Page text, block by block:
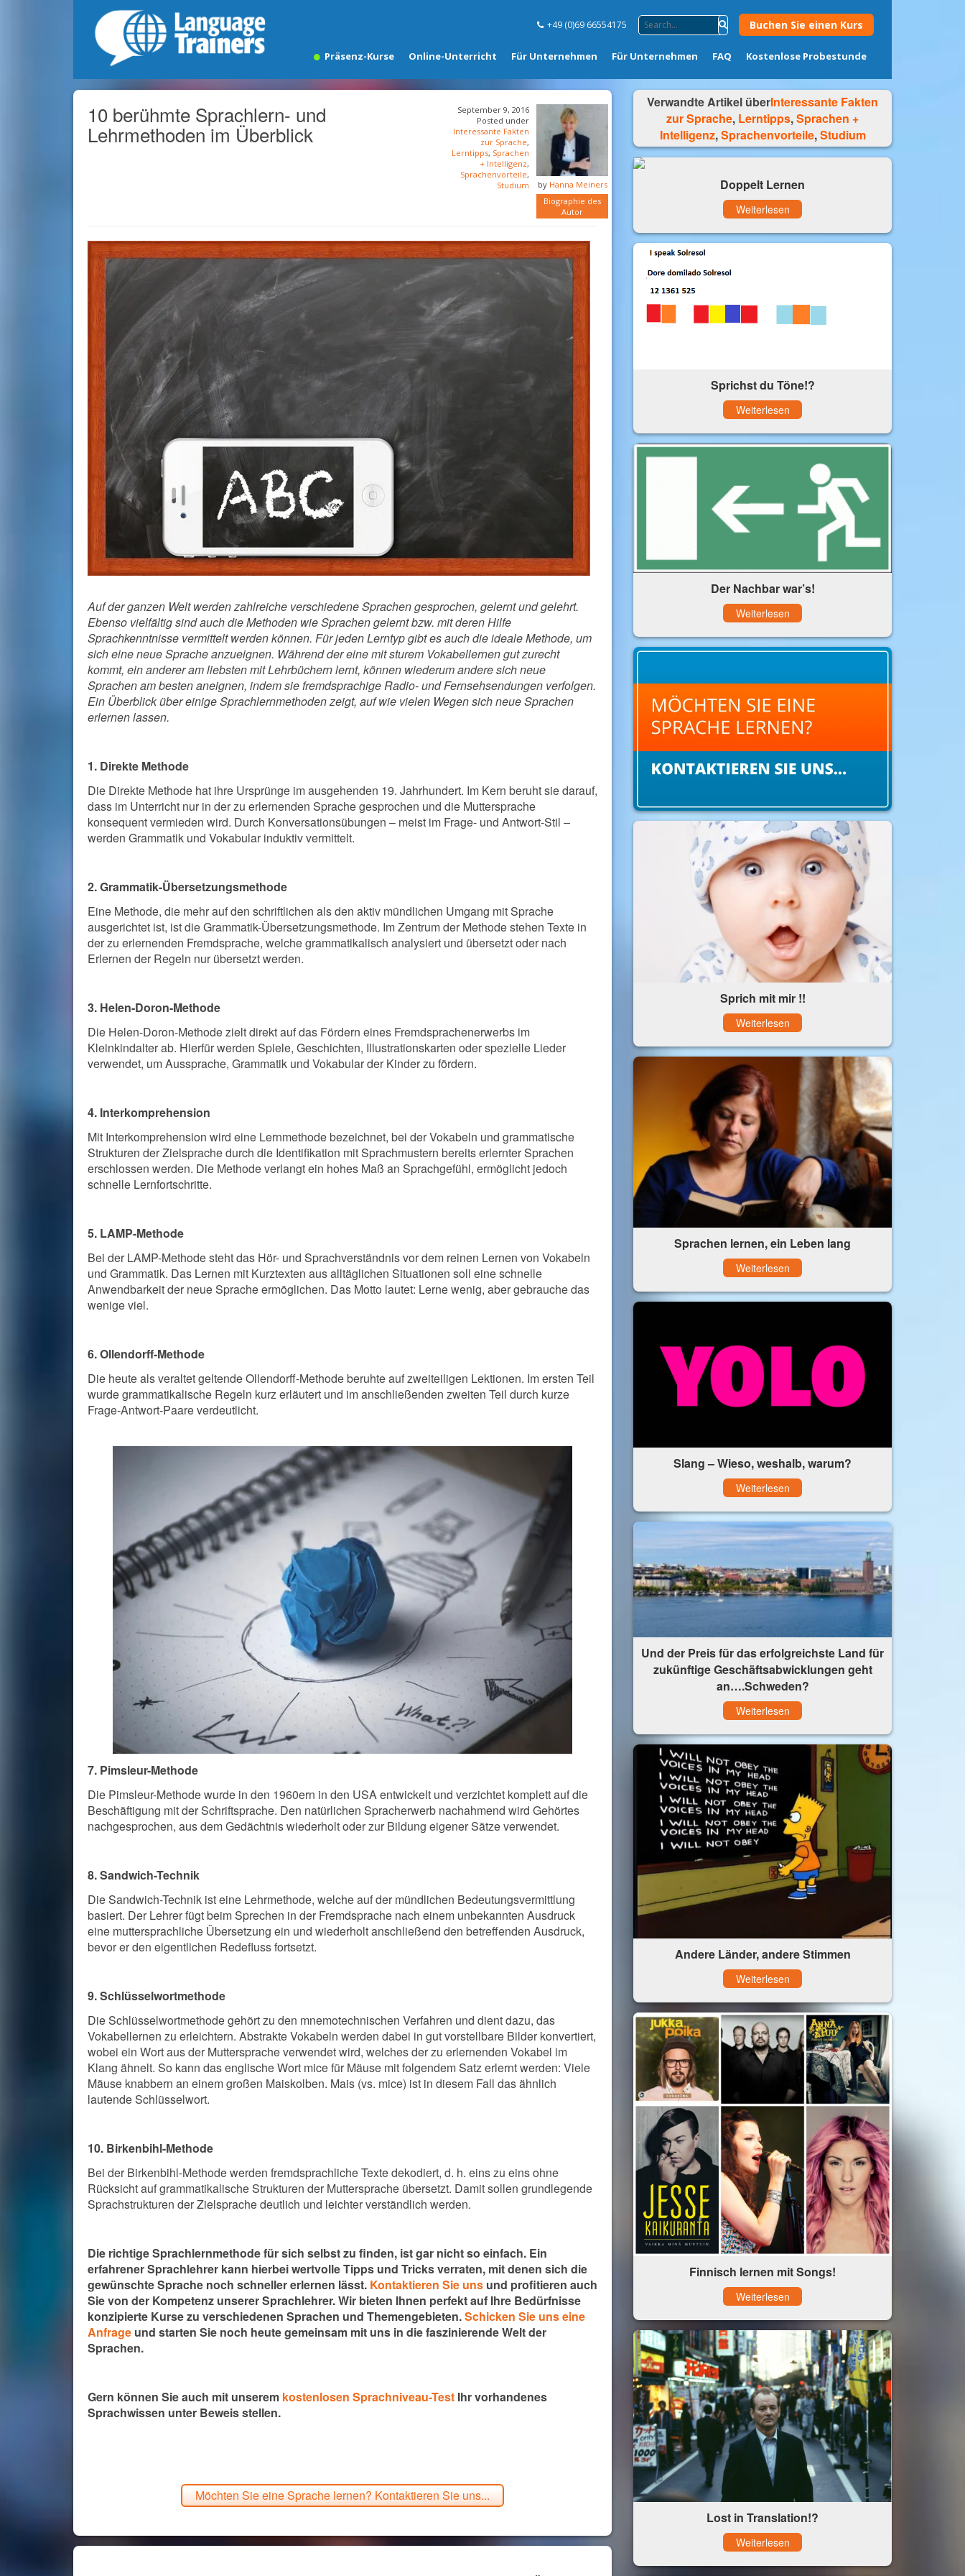
+49 (0)69 66554175 Buchen Sie einen Kurs
Präsenz-Kurse Online-Unterricht Für Unternehmen Für Unternehmen FAQ Kostenlose Probestunde
10 berühmte Sprachlern- und
Lehrmethoden im Überblick
by Hanna Meiners
Biographie des
Autor
September 9, 2016
Posted under
Interessante Fakten
zur Sprache,
Lerntipps, Sprachen
+ Intelligenz,
Sprachenvorteile,
Studium
Auf der ganzen Welt werden zahlreiche verschiedene Sprachen gesprochen, gelernt und gelehrt.
Ebenso vielfältig sind auch die Methoden wie Sprachen gelernt bzw. mit deren Hilfe
Sprachkenntnisse vermittelt werden können. Für jeden Lerntyp gibt es auch die ideale Methode, um
sich eine neue Sprache anzueignen. Während der eine mit sturem Vokabellernen gut zurecht
kommt, ein anderer am liebsten mit Lehrbüchern lernt, können wiederum andere sich neue
Sprachen am besten aneignen, indem sie fremdsprachige Radio- und Fernsehsendungen verfolgen.
Ein Überblick über einige Sprachlernmethoden zeigt, auf wie vielen Wegen sich neue Sprachen
erlernen lassen.
1. Direkte Methode
Die Direkte Methode hat ihre Ursprünge im ausgehenden 19. Jahrhundert. Im Kern beruht sie darauf,
dass im Unterricht nur in der zu erlernenden Sprache gesprochen und die Muttersprache
konsequent vermieden wird. Durch Konversationsübungen – meist im Frage- und Antwort-Stil –
werden Grammatik und Vokabular induktiv vermittelt.
2. Grammatik-Übersetzungsmethode
Eine Methode, die mehr auf den schriftlichen als den aktiv mündlichen Umgang mit Sprache
ausgerichtet ist, ist die Grammatik-Übersetzungsmethode. Im Zentrum der Methode stehen Texte in
der zu erlernenden Fremdsprache, welche grammatikalisch analysiert und übersetzt oder nach
Erlernen der Regeln nur übersetzt werden.
3. Helen-Doron-Methode
Die Helen-Doron-Methode zielt direkt auf das Fördern eines Fremdsprachenerwerbs im
Kleinkindalter ab. Hierfür werden Spiele, Geschichten, Illustrationskarten oder spezielle Lieder
verwendet, um Aussprache, Grammatik und Vokabular der Kinder zu fördern.
4. Interkomprehension
Mit Interkomprehension wird eine Lernmethode bezeichnet, bei der Vokabeln und grammatische
Strukturen der Zielsprache durch die Identifikation mit Sprachmustern bereits erlernter Sprachen
erschlossen werden. Die Methode verlangt ein hohes Maß an Sprachgefühl, ermöglicht jedoch
schnelle Lernfortschritte.
5. LAMP-Methode
Bei der LAMP-Methode steht das Hör- und Sprachverständnis vor dem reinen Lernen von Vokabeln
und Grammatik. Das Lernen mit Kurztexten aus alltäglichen Situationen soll eine schnelle
Anwendbarkeit der neue Sprache ermöglichen. Das Motto lautet: Lerne wenig, aber gebrauche das
wenige viel.
6. Ollendorff-Methode
Die heute als veraltet geltende Ollendorff-Methode beruhte auf zweiteiligen Lektionen. Im ersten Teil
wurde grammatikalische Regeln kurz erläutert und im anschließenden zweiten Teil durch kurze
Frage-Antwort-Paare verdeutlicht.
7. Pimsleur-Methode
Die Pimsleur-Methode wurde in den 1960ern in den USA entwickelt und verzichtet komplett auf die
Beschäftigung mit der Schriftsprache. Den natürlichen Spracherwerb nachahmend wird Gehörtes
nachgesprochen, aus dem Gedächtnis wiederholt oder zur Bildung eigener Sätze verwendet.
8. Sandwich-Technik
Die Sandwich-Technik ist eine Lehrmethode, welche auf der mündlichen Bedeutungsvermittlung
basiert. Der Lehrer fügt beim Sprechen in der Fremdsprache nach einem unbekannten Ausdruck
eine muttersprachliche Übersetzung ein und wiederholt anschließend den betreffenden Ausdruck,
bevor er den eigentlichen Redefluss fortsetzt.
9. Schlüsselwortmethode
Die Schlüsselwortmethode gehört zu den mnemotechnischen Verfahren und dient dazu, das
Vokabellernen zu erleichtern. Abstrakte Vokabeln werden dabei in gut vorstellbare Bilder konvertiert,
wobei ein Wort aus der Muttersprache verwendet wird, welches der zu erlernenden Vokabel im
Klang ähnelt. So kann das englische Wort mice für Mäuse mit folgendem Satz erlernt werden: Viele
Mäuse knabbern an einem großen Maiskolben. Mais (vs. mice) ist in diesem Fall das ähnlich
lautende Schlüsselwort.
10. Birkenbihl-Methode
Bei der Birkenbihl-Methode werden fremdsprachliche Texte dekodiert, d. h. eins zu eins ohne
Rücksicht auf grammatikalische Strukturen der Muttersprache übersetzt. Damit sollen grundlegende
Sprachstrukturen der Zielsprache deutlich und leichter verständlich werden.
Die richtige Sprachlernmethode für sich selbst zu finden, ist gar nicht so einfach. Ein
erfahrener Sprachlehrer kann hierbei wertvolle Tipps und Tricks verraten, mit denen sich die
gewünschte Sprache noch schneller erlernen lässt. Kontaktieren Sie uns und profitieren auch
Sie von der Kompetenz unserer Sprachlehrer. Wir bieten Ihnen perfekt auf Ihre Bedürfnisse
konzipierte Kurse zu verschiedenen Sprachen und Themengebieten.Schicken Sie uns eine
Anfrage und starten Sie noch heute gemeinsam mit uns in die faszinierende Welt der
Sprachen.
Gern können Sie auch mit unserem kostenlosen Sprachniveau-Test Ihr vorhandenes
Sprachwissen unter Beweis stellen.
Möchten Sie eine Sprache lernen? Kontaktieren Sie uns...
Verwandte Artikel überInteressante Fakten
zur Sprache, Lerntipps,Sprachen +
Intelligenz,Sprachenvorteile,Studium
Doppelt Lernen
Weiterlesen
Sprichst du Töne!?
Weiterlesen
Der Nachbar war’s!
Weiterlesen
Sprich mit mir !!
Weiterlesen
Sprachen lernen, ein Leben lang
Weiterlesen
Slang – Wieso, weshalb, warum?
Weiterlesen
Und der Preis für das erfolgreichste Land für
zukünftige Geschäftsabwicklungen geht
an….Schweden?
Weiterlesen
Andere Länder, andere Stimmen
Weiterlesen
Finnisch lernen mit Songs!
Weiterlesen
Lost in Translation!?
Weiterlesen